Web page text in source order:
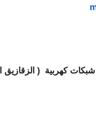
كهربية ( الزقازيق